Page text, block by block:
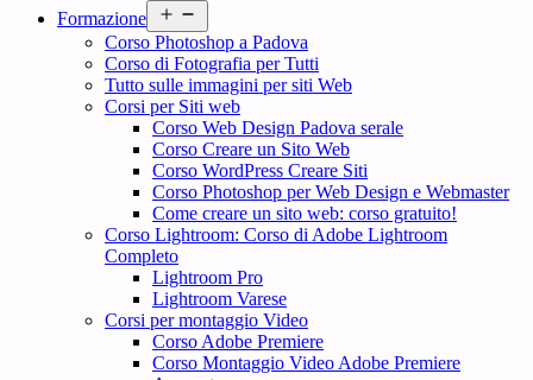
Formazione
menu
Corso Photoshop a Padova
Corso di Fotografia per Tutti
Tutto sulle immagini per siti Web
Corsi per Siti web
Corso Web Design Padova serale
Corso Creare un Sito Web
Corso WordPress Creare Siti
Corso Photoshop per Web Design e Webmaster
Come creare un sito web: corso gratuito!
Corso Lightroom: Corso di Adobe Lightroom
Completo
Lightroom Pro
Lightroom Varese
Corsi per montaggio Video
Corso Adobe Premiere
Corso Montaggio Video Adobe Premiere